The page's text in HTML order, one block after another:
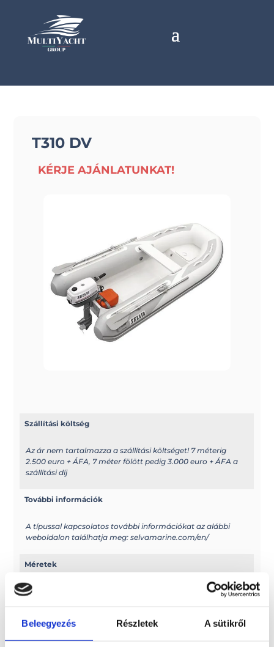
Beleegyezés Részletek A sütikről
T310 DV
KÉRJE AJÁNLATUNKAT!
Méretek
Hossz: 308 cm
Paraméterek
Szállítási költség
Az ár nem tartalmazza a szállítási költséget! 7 méterig
2.500 euro + ÁFA, 7 méter fölött pedig 3.000 euro + ÁFA a
szállítási díj
További információk
A típussal kapcsolatos további információkat az alábbi
weboldalon találhatja meg: selvamarine.com/en/